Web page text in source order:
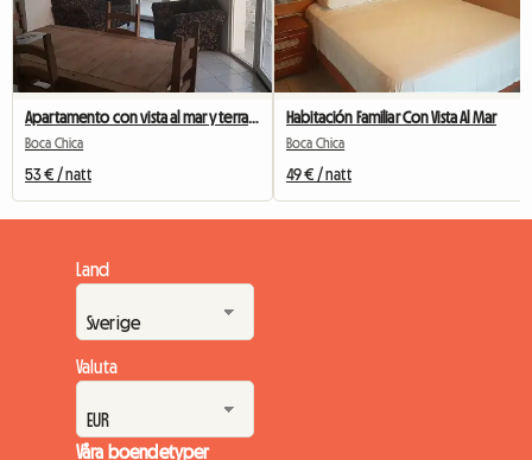
Boca Chica
53 € / natt
Habitación Familiar Con Vista Al Mar
Boca Chica
49 € / natt
Land
Valuta
Våra boendetyper